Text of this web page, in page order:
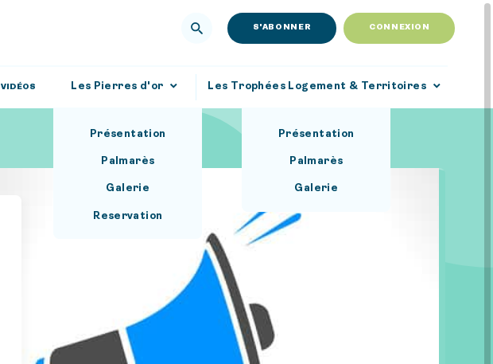
S'ABONNER CONNEXION
VIDÉOS Les Pierres d'or
Présentation
Palmarès
Galerie
Reservation
Les Trophées Logement & Territoires
Présentation
Palmarès
Galerie